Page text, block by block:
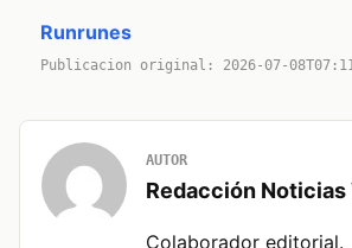
Runrunes
Publicacion original: 2026-07-
AUTOR
Redacción Noticias
Colaborador editorial.